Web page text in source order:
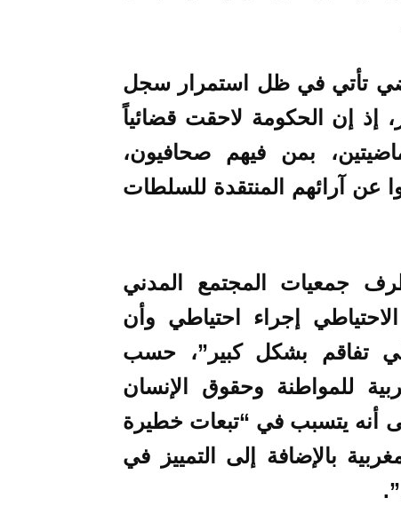
تأتي في ظل استمرار سجل
إذ إن الحكومة لاحقت قضائياً
بمن فيهم صحافيون،
عن آرائهم المنتقدة للسلطات
جمعيات المجتمع المدني
إجراء احتياطي وأن
تفاقم بشكل كبير”، حسب
للمواطنة وحقوق الإنسان
مشيرا إلى أنه يتسبب في “تبعات خطيرة
بالإضافة إلى التمييز في